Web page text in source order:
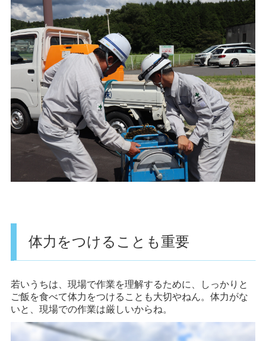
体力をつけることも重要
若いうちは、現場で作業を理解するために、しっかりと
ご飯を食べて体力をつけることも大切やねん。体力がな
いと、現場での作業は厳しいからね。